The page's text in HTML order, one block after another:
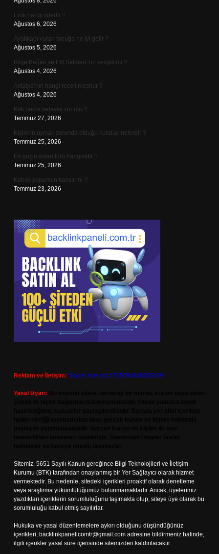
Erok hangi ildedir ?
Ağustos 6, 2026
Ayakkabı vuran topuğa ne iyi gelir ?
Ağustos 5, 2026
Bilge Kağan ve Etil Salman Tin sevgili mi ?
Ağustos 4, 2026
Antalya’nın hangi reçeli meşhur ?
Ağustos 4, 2026
Kök hücre tedavisi zor mu ?
Temmuz 27, 2026
Kişilerin uymak zorunda olduğu kurallar nelerdir ?
Temmuz 25, 2026
En güçlü aslan türü hangisidir ?
Temmuz 25, 2026
Kahve yaparken karışır mı ?
Temmuz 23, 2026
Reklam ve İletişim: Skype: live:.cid.575569c608265c69
Yasal Uyarı:
Sitemiz, 5651 Sayılı Kanun gereğince Bilgi Teknolojileri ve İletişim
Kurumu (BTK) tarafından onaylanmış bir Yer Sağlayıcı olarak hizmet
vermektedir. Bu nedenle, sitedeki içerikleri proaktif olarak denetleme
veya araştırma yükümlülüğümüz bulunmamaktadır. Ancak, üyelerimiz
yazdıkları içeriklerin sorumluluğunu taşımakta olup, siteye üye olarak bu
sorumluluğu kabul etmiş sayılırlar.
Hukuka ve yasal düzenlemelere aykırı olduğunu düşündüğünüz
içerikleri, backlinkpanelicomtr@gmail.com adresine bildirmeniz halinde,
ilgili içerikler yasal süre içerisinde sitemizden kaldırılacaktır.